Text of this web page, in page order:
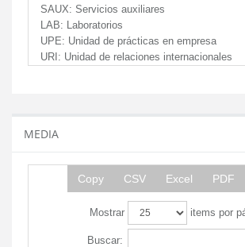
SAUX: Servicios auxiliares
LAB: Laboratorios
UPE: Unidad de prácticas en empresa
URI: Unidad de relaciones internacionales
MEDIA
Copy CSV Excel PDF
Mostrar items por
Buscar: